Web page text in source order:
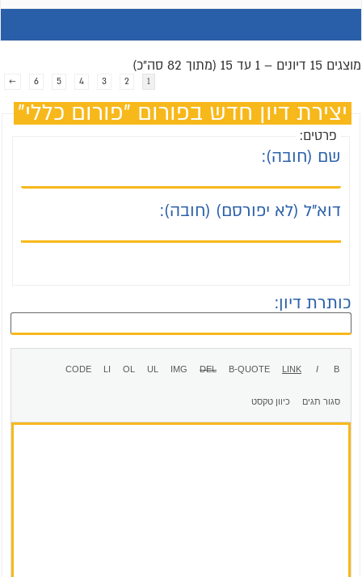
מוצגים 15 דיונים – 1 עד 15 (מתוך 82 סה״כ)
1
2
3
4
5
6
←
יצירת דיון חדש בפורום "פורום כללי"
פרטים:
שם (חובה):
דוא"ל (לא יפורסם) (חובה):
כותרת דיון: